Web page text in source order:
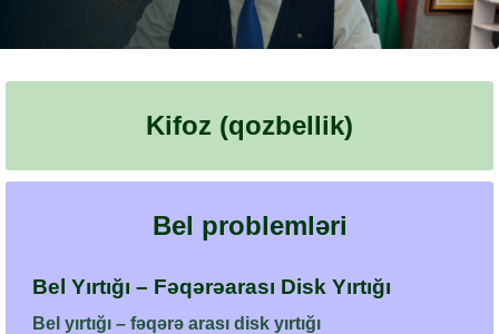
Kifoz (qozbellik)
Bel problemləri
Bel Yırtığı – Fəqərəarası Disk Yırtığı
Bel yırtığı – fəqərə arası disk yırtığı